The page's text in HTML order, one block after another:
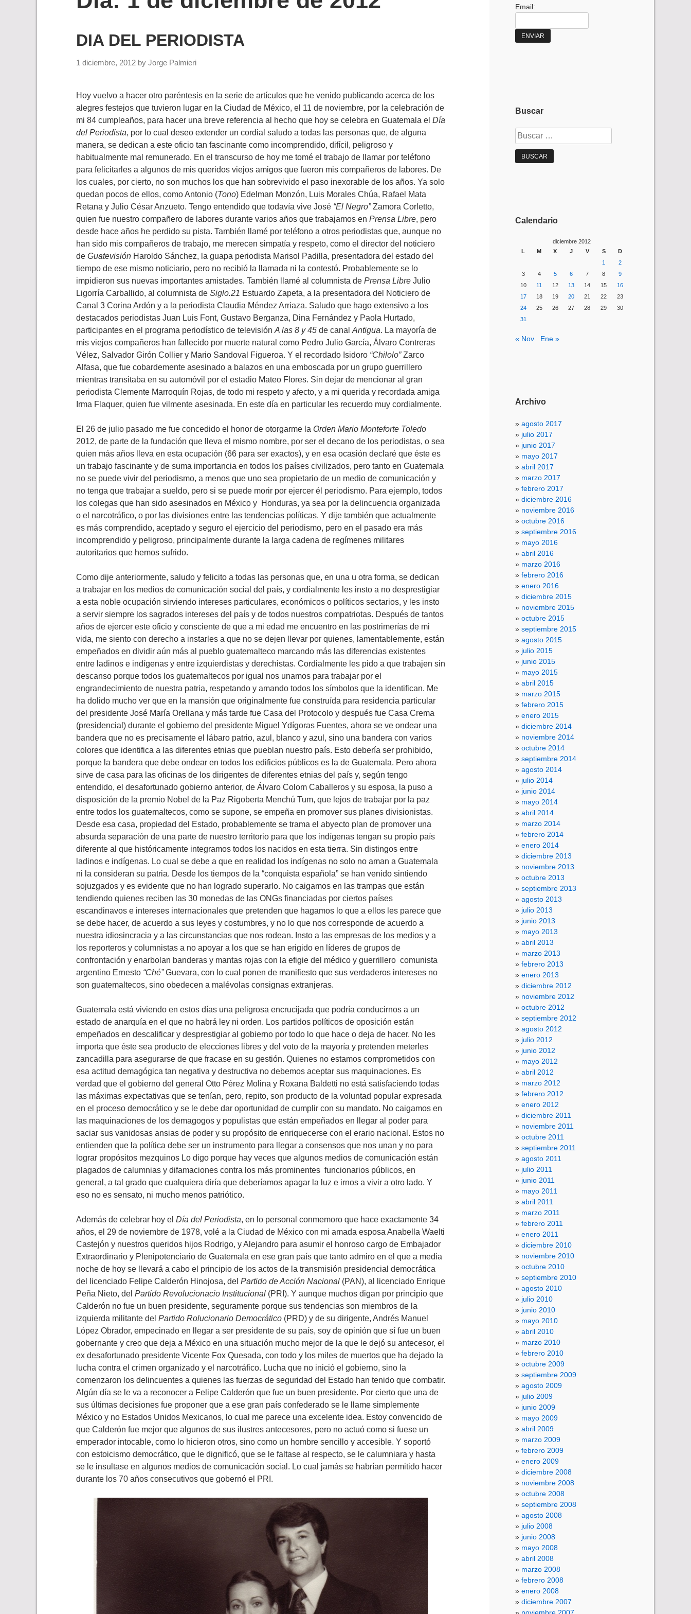
DIA DEL PERIODISTA
1 diciembre, 2012 by Jorge Palmieri
Hoy vuelvo a hacer otro paréntesis en la serie de artículos que he venido publicando acerca de los
alegres festejos que tuvieron lugar en la Ciudad de México, el 11 de noviembre, por la celebración de
mi 84 cumpleaños, para hacer una breve referencia al hecho que hoy se celebra en Guatemala el Día
del Periodista, por lo cual deseo extender un cordial saludo a todas las personas que, de alguna
manera, se dedican a este oficio tan fascinante como incomprendido, difícil, peligroso y
habitualmente mal remunerado. En el transcurso de hoy me tomé el trabajo de llamar por teléfono
para felicitarles a algunos de mis queridos viejos amigos que fueron mis compañeros de labores. De
los cuales, por cierto, no son muchos los que han sobrevivido el paso inexorable de los años. Ya solo
quedan pocos de ellos, como Antonio (Tono) Edelman Monzón, Luis Morales Chúa, Rafael Mata
Retana y Julio César Anzueto. Tengo entendido que todavía vive José “El Negro”Zamora Corletto,
quien fue nuestro compañero de labores durante varios años que trabajamos en Prensa Libre, pero
desde hace años he perdido su pista. También llamé por teléfono a otros periodistas que, aunque no
han sido mis compañeros de trabajo, me merecen simpatía y respeto, como el director del noticiero
de Guatevisión Haroldo Sánchez, la guapa periodista Marisol Padilla, presentadora del estado del
tiempo de ese mismo noticiario, pero no recibió la llamada ni la contestó. Probablemente se lo
impidieron sus nuevas importantes amistades. También llamé al columnista de Prensa Libre Julio
Ligorría Carballido, al columnista de Siglo.21 Estuardo Zapeta, a la presentadora del Noticiero de
Canal 3 Corina Ardón y a la periodista Claudia Méndez Arriaza. Saludo que hago extensivo a los
destacados periodistas Juan Luis Font, Gustavo Berganza, Dina Fernández y Paola Hurtado,
participantes en el programa periodístico de televisión A las 8 y 45 de canal Antigua. La mayoría de
mis viejos compañeros han fallecido por muerte natural como Pedro Julio García, Álvaro Contreras
Vélez, Salvador Girón Collier y Mario Sandoval Figueroa. Y el recordado Isidoro “Chilolo”Zarco
Alfasa, que fue cobardemente asesinado a balazos en una emboscada por un grupo guerrillero
mientras transitaba en su automóvil por el estadio Mateo Flores. Sin dejar de mencionar al gran
periodista Clemente Marroquín Rojas, de todo mi respeto y afecto, y a mi querida y recordada amiga
Irma Flaquer, quien fue vilmente asesinada. En este día en particular les recuerdo muy cordialmente.
El 26 de julio pasado me fue concedido el honor de otorgarme la Orden Mario Monteforte Toledo
2012, de parte de la fundación que lleva el mismo nombre, por ser el decano de los periodistas, o sea
quien más años lleva en esta ocupación (66 para ser exactos), y en esa ocasión declaré que éste es
un trabajo fascinante y de suma importancia en todos los países civilizados, pero tanto en Guatemala
no se puede vivir del periodismo, a menos que uno sea propietario de un medio de comunicación y
no tenga que trabajar a sueldo, pero si se puede morir por ejercer él periodismo. Para ejemplo, todos
los colegas que han sido asesinados en México y Honduras, ya sea por la delincuencia organizada
o el narcotráfico, o por las divisiones entre las tendencias políticas. Y dije también que actualmente
es más comprendido, aceptado y seguro el ejercicio del periodismo, pero en el pasado era más
incomprendido y peligroso, principalmente durante la larga cadena de regímenes militares
autoritarios que hemos sufrido.
Como dije anteriormente, saludo y felicito a todas las personas que, en una u otra forma, se dedican
a trabajar en los medios de comunicación social del país, y cordialmente les insto a no desprestigiar
a esta noble ocupación sirviendo intereses particulares, económicos o políticos sectarios, y les insto
a servir siempre los sagrados intereses del país y de todos nuestros compatriotas. Después de tantos
años de ejercer este oficio y consciente de que a mi edad me encuentro en las postrimerías de mi
vida, me siento con derecho a instarles a que no se dejen llevar por quienes, lamentablemente, están
empeñados en dividir aún más al pueblo guatemalteco marcando más las diferencias existentes
entre ladinos e indígenas y entre izquierdistas y derechistas. Cordialmente les pido a que trabajen sin
descanso porque todos los guatemaltecos por igual nos unamos para trabajar por el
engrandecimiento de nuestra patria, respetando y amando todos los símbolos que la identifican. Me
ha dolido mucho ver que en la mansión que originalmente fue construída para residencia particular
del presidente José María Orellana y más tarde fue Casa del Protocolo y después fue Casa Crema
(presidencial) durante el gobierno del presidente Miguel Ydígoras Fuentes, ahora se ve ondear una
bandera que no es precisamente el lábaro patrio, azul, blanco y azul, sino una bandera con varios
colores que identifica a las diferentes etnias que pueblan nuestro país. Esto debería ser prohibido,
porque la bandera que debe ondear en todos los edificios públicos es la de Guatemala. Pero ahora
sirve de casa para las oficinas de los dirigentes de diferentes etnias del país y, según tengo
entendido, el desafortunado gobierno anterior, de Álvaro Colom Caballeros y su esposa, la puso a
disposición de la premio Nobel de la Paz Rigoberta Menchú Tum, que lejos de trabajar por la paz
entre todos los guatemaltecos, como se supone, se empeña en promover sus planes divisionistas.
Desde esa casa, propiedad del Estado, probablemente se trama el abyecto plan de promover una
absurda separación de una parte de nuestro territorio para que los indígenas tengan su propio país
diferente al que históricamente integramos todos los nacidos en esta tierra. Sin distingos entre
ladinos e indígenas. Lo cual se debe a que en realidad los indígenas no solo no aman a Guatemala
ni la consideran su patria. Desde los tiempos de la “conquista española” se han venido sintiendo
sojuzgados y es evidente que no han logrado superarlo. No caigamos en las trampas que están
tendiendo quienes reciben las 30 monedas de las ONGs financiadas por ciertos países
escandinavos e intereses internacionales que pretenden que hagamos lo que a ellos les parece que
se debe hacer, de acuerdo a sus leyes y costumbres, y no lo que nos corresponde de acuerdo a
nuestra idiosincracia y a las circunstancias que nos rodean. Insto a las empresas de los medios y a
los reporteros y columnistas a no apoyar a los que se han erigido en líderes de grupos de
confrontación y enarbolan banderas y mantas rojas con la efigie del médico y guerrillero comunista
argentino Ernesto “Ché”Guevara, con lo cual ponen de manifiesto que sus verdaderos intereses no
son guatemaltecos, sino obedecen a malévolas consignas extranjeras.
Guatemala está viviendo en estos días una peligrosa encrucijada que podría conducirnos a un
estado de anarquía en el que no habrá ley ni orden. Los partidos políticos de oposición están
empeñados en descalificar y desprestigiar al gobierno por todo lo que hace o deja de hacer. No les
importa que éste sea producto de elecciones libres y del voto de la mayoría y pretenden meterles
zancadilla para asegurarse de que fracase en su gestión. Quienes no estamos comprometidos con
esa actitud demagógica tan negativa y destructiva no debemos aceptar sus maquinaciones. Es
verdad que el gobierno del general Otto Pérez Molina y Roxana Baldetti no está satisfaciendo todas
las máximas expectativas que se tenían, pero, repito, son producto de la voluntad popular expresada
en el proceso democrático y se le debe dar oportunidad de cumplir con su mandato. No caigamos en
las maquinaciones de los demagogos y populistas que están empeñados en llegar al poder para
saciar sus vanidosas ansias de poder y su propósito de enriquecerse con el erario nacional. Estos no
entienden que la política debe ser un instrumento para llegar a consensos que nos unan y no para
lograr propósitos mezquinos Lo digo porque hay veces que algunos medios de comunicación están
plagados de calumnias y difamaciones contra los más prominentes funcionarios públicos, en
general, a tal grado que cualquiera diría que deberíamos apagar la luz e irnos a vivir a otro lado. Y
eso no es sensato, ni mucho menos patriótico.
Además de celebrar hoy el Día del Periodista, en lo personal conmemoro que hace exactamente 34
años, el 29 de noviembre de 1978, volé a la Ciudad de México con mi amada esposa Anabella Waelti
Castejón y nuestros queridos hijos Rodrigo, y Alejandro para asumir el honroso cargo de Embajador
Extraordinario y Plenipotenciario de Guatemala en ese gran país que tanto admiro en el que a media
noche de hoy se llevará a cabo el principio de los actos de la transmisión presidencial democrática
del licenciado Felipe Calderón Hinojosa, del Partido de Acción Nacional (PAN), al licenciado Enrique
Peña Nieto, del Partido Revolucionacio Institucional (PRI). Y aunque muchos digan por principio que
Calderón no fue un buen presidente, seguramente porque sus tendencias son miembros de la
izquierda militante del Partido Rolucionario Democrático (PRD) y de su dirigente, Andrés Manuel
López Obrador, empecinado en llegar a ser presidente de su país, soy de opinión que sí fue un buen
gobernante y creo que deja a México en una situación mucho mejor de la que le dejó su antecesor, el
ex desafortunado presidente Vicente Fox Quesada, con todo y los miles de muertos que ha dejado la
lucha contra el crimen organizado y el narcotráfico. Lucha que no inició el gobierno, sino la
comenzaron los delincuentes a quienes las fuerzas de seguridad del Estado han tenido que combatir.
Algún día se le va a reconocer a Felipe Calderón que fue un buen presidente. Por cierto que una de
sus últimas decisiones fue proponer que a ese gran país confederado se le llame simplemente
México y no Estados Unidos Mexicanos, lo cual me parece una excelente idea. Estoy convencido de
que Calderón fue mejor que algunos de sus ilustres antecesores, pero no actuó como si fuese un
emperador intocable, como lo hicieron otros, sino como un hombre sencillo y accesible. Y soportó
con estoicismo democrático, que le dignificó, que se le faltase al respecto, se le calumniara y hasta
se le insultase en algunos medios de comunicación social. Lo cual jamás se habrían permitido hacer
durante los 70 años consecutivos que gobernó el PRI.
Email:
Buscar
Buscar:
Calendario
diciembre 2012
L
M X J V S
D
1
2
3
4 5 6 7 8
9
10
11 12 13 14 15
16
17
18 19 20 21 22
23
24
25 26 27 28 29
30
31
« Nov Ene »
Archivo
agosto 2017
julio 2017
junio 2017
mayo 2017
abril 2017
marzo 2017
febrero 2017
diciembre 2016
noviembre 2016
octubre 2016
septiembre 2016
mayo 2016
abril 2016
marzo 2016
febrero 2016
enero 2016
diciembre 2015
noviembre 2015
octubre 2015
septiembre 2015
agosto 2015
julio 2015
junio 2015
mayo 2015
abril 2015
marzo 2015
febrero 2015
enero 2015
diciembre 2014
noviembre 2014
octubre 2014
septiembre 2014
agosto 2014
julio 2014
junio 2014
mayo 2014
abril 2014
marzo 2014
febrero 2014
enero 2014
diciembre 2013
noviembre 2013
octubre 2013
septiembre 2013
agosto 2013
julio 2013
junio 2013
mayo 2013
abril 2013
marzo 2013
febrero 2013
enero 2013
diciembre 2012
noviembre 2012
octubre 2012
septiembre 2012
agosto 2012
julio 2012
junio 2012
mayo 2012
abril 2012
marzo 2012
febrero 2012
enero 2012
diciembre 2011
noviembre 2011
octubre 2011
septiembre 2011
agosto 2011
julio 2011
junio 2011
mayo 2011
abril 2011
marzo 2011
febrero 2011
enero 2011
diciembre 2010
noviembre 2010
octubre 2010
septiembre 2010
agosto 2010
julio 2010
junio 2010
mayo 2010
abril 2010
marzo 2010
febrero 2010
octubre 2009
septiembre 2009
agosto 2009
julio 2009
junio 2009
mayo 2009
abril 2009
marzo 2009
febrero 2009
enero 2009
diciembre 2008
noviembre 2008
octubre 2008
septiembre 2008
agosto 2008
julio 2008
junio 2008
mayo 2008
abril 2008
marzo 2008
febrero 2008
enero 2008
diciembre 2007
noviembre 2007